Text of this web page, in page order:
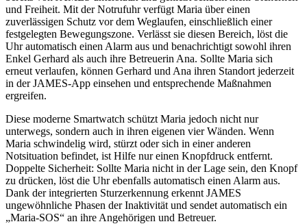
und Freiheit. Mit der Notrufuhr verfügt Maria über einen
zuverlässigen Schutz vor dem Weglaufen, einschließlich einer
festgelegten Bewegungszone. Verlässt sie diesen Bereich, löst die
Uhr automatisch einen Alarm aus und benachrichtigt sowohl ihren
Enkel Gerhard als auch ihre Betreuerin Ana. Sollte Maria sich
erneut verlaufen, können Gerhard und Ana ihren Standort jederzeit
in der JAMES-App einsehen und entsprechende Maßnahmen
ergreifen.
Diese moderne Smartwatch schützt Maria jedoch nicht nur
unterwegs, sondern auch in ihren eigenen vier Wänden. Wenn
Maria schwindelig wird, stürzt oder sich in einer anderen
Notsituation befindet, ist Hilfe nur einen Knopfdruck entfernt.
Doppelte Sicherheit: Sollte Maria nicht in der Lage sein, den Knopf
zu drücken, löst die Uhr ebenfalls automatisch einen Alarm aus.
Dank der integrierten Sturzerkennung erkennt JAMES
ungewöhnliche Phasen der Inaktivität und sendet automatisch ein
„Maria-SOS“ an ihre Angehörigen und Betreuer.